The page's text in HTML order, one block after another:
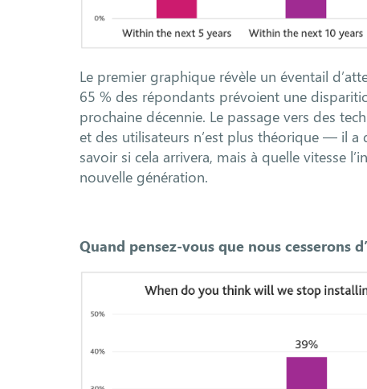
Le premier graphique révèle un éventail
65 % des répondants prévoient une
prochaine décennie. Le passage vers des
et des utilisateurs n’est plus théorique — il a
savoir si cela arrivera, mais à quelle vitesse
nouvelle génération.
Quand pensez-vous que nous cesserons